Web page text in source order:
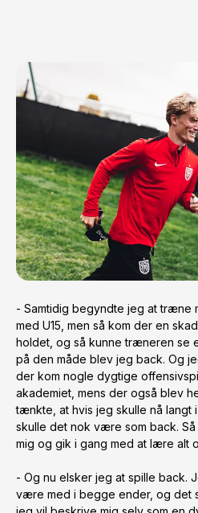
- Samtidig begyndte jeg at træne
med U15, men så kom der en
holdet, og så kunne træneren se
på den måde blev jeg back. Og
der kom nogle dygtige
akademiet, mens der også blev
tænkte, at hvis jeg skulle nå langt
skulle det nok være som back.
mig og gik i gang med at lære alt
- Og nu elsker jeg at spille back.
være med i begge ender, og det